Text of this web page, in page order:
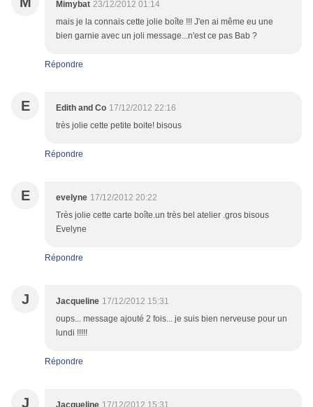
Mimybat 23/12/2012 01:14
mais je la connais cette jolie boîte !!! J'en ai même eu une
bien garnie avec un joli message...n'est ce pas Bab ?
Répondre
E Edith and Co 17/12/2012 22:16
très jolie cette petite boite! bisous
Répondre
E evelyne 17/12/2012 20:22
Très jolie cette carte boîte.un très bel atelier .gros bisous
Evelyne
Répondre
J Jacqueline 17/12/2012 15:31
oups... message ajouté 2 fois... je suis bien nerveuse pour un
lundi !!!!!
Répondre
J Jacqueline 17/12/2012 15:31